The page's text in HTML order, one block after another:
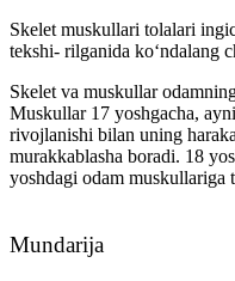
Skelet muskullari tolalari
tekshi- rilganida ko‘ndalang
Skelet va muskullar
Muskullar 17 yoshgacha,
rivojlanishi bilan uning
murakkablasha boradi. 18
yoshdagi odam muskullariga
Mundarija